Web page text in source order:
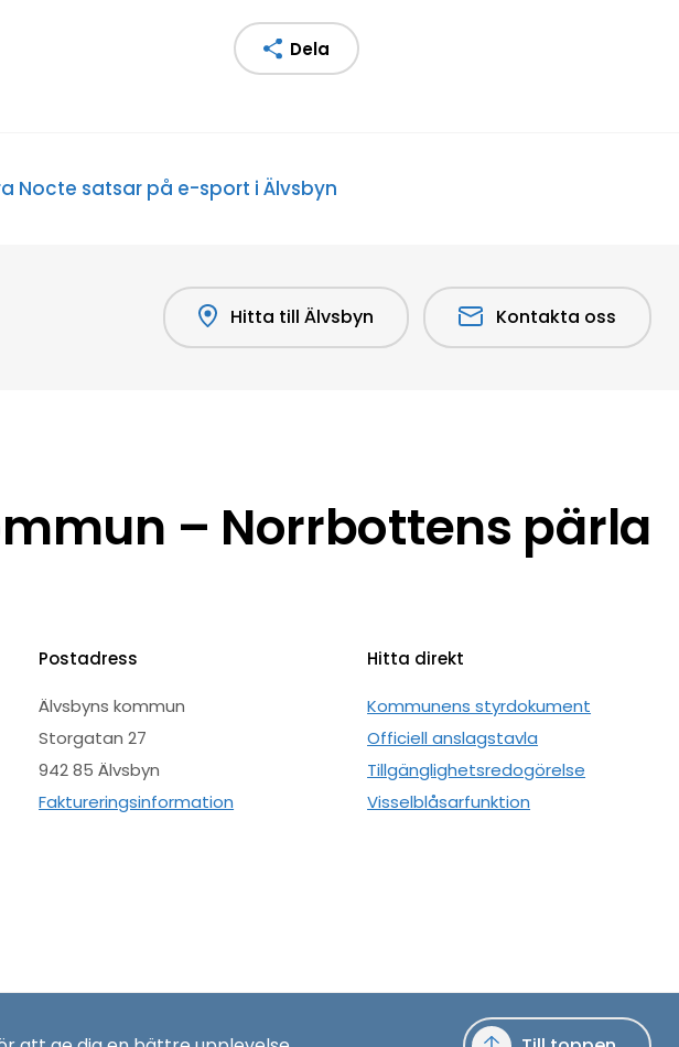
Dela
Nocte satsar på e-sport i Älvsbyn
Hitta till Älvsbyn Kontakta oss
– Norrbottens pärla
Postadress
Älvsbyns kommun
Storgatan 27
942 85 Älvsbyn
Faktureringsinformation
Hitta direkt
Kommunens styrdokument
Officiell anslagstavla
Tillgänglighetsredogörelse
Visselblåsarfunktion